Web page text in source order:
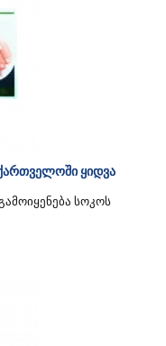
ყიდვა
სოკოს